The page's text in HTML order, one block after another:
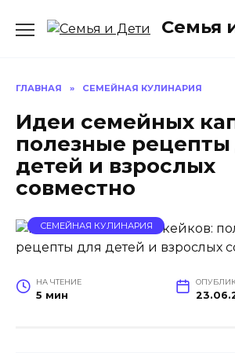
Семья
ГЛАВНАЯ » СЕМЕЙНАЯ КУЛИНАРИЯ
Идеи семейных
полезные рецепты
детей и взрослых
совместно
СЕМЕЙНАЯ КУЛИНАРИЯ
НА ЧТЕНИЕ
5 мин